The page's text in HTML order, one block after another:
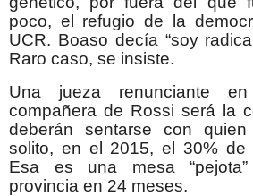
poco, el refugio de la
UCR. Boaso decía “soy
Raro caso, se insiste.
Una jueza renunciante
compañera de Rossi será la
deberán sentarse con quien
solito, en el 2015, el 30% de
Esa es una mesa
provincia en 24 meses.